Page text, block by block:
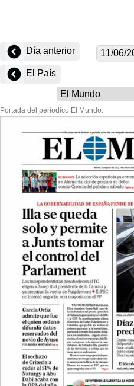
Día anterior
El País
Portada del periodico El Mundo: